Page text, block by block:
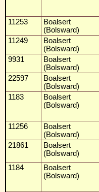
11253
Boalsert
(Bolsward)
11249
Boalsert
(Bolsward)
9931
Boalsert
(Bolsward)
22597
Boalsert
(Bolsward)
1183
Boalsert
(Bolsward)
11256
Boalsert
(Bolsward)
21861
Boalsert
(Bolsward)
1184
Boalsert
(Bolsward)